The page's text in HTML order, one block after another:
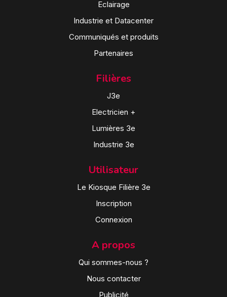
Eclairage
Industrie et Datacenter
Communiqués et produits
Partenaires
Filières
J3e
Electricien +
Lumières 3e
Industrie 3e
Utilisateur
Le Kiosque Filière 3e
Inscription
Connexion
A propos
Qui sommes-nous ?
Nous contacter
Publicité